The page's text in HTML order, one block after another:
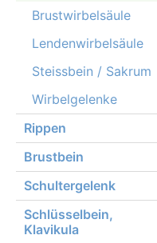
Brustwirbelsäule
Lendenwirbelsäule
Steissbein / Sakrum
Wirbelgelenke
Rippen
Brustbein
Schultergelenk
Schlüsselbein,
Klavikula